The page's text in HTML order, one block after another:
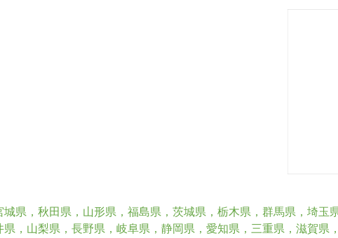
県，秋田県，山形県，福島県，茨城県，栃木県，群馬県，埼玉
，山梨県，長野県，岐阜県，静岡県，愛知県，三重県，滋賀県